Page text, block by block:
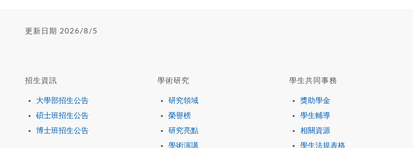
更新日期 2026/8/5
招生資訊
大學部招生公告
碩士班招生公告
博士班招生公告
學術研究
研究領域
榮譽榜
研究亮點
學術演講
學生共同事務
獎助學金
學生輔導
相關資源
學生法規表格